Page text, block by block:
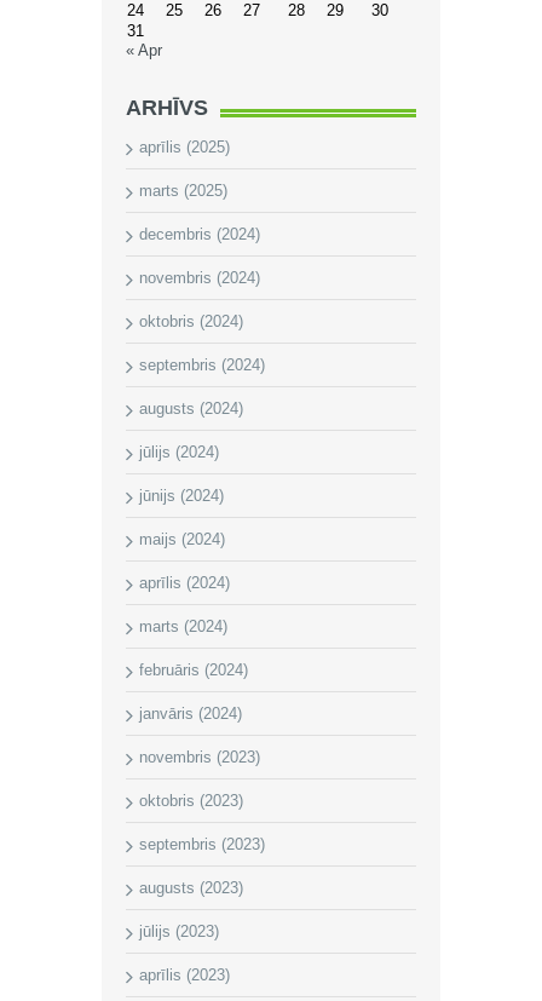
24
25 26 27 28 29
30
31
« Apr
ARHĪVS
aprīlis (2025)
marts (2025)
decembris (2024)
novembris (2024)
oktobris (2024)
septembris (2024)
augusts (2024)
jūlijs (2024)
jūnijs (2024)
maijs (2024)
aprīlis (2024)
marts (2024)
februāris (2024)
janvāris (2024)
novembris (2023)
oktobris (2023)
septembris (2023)
augusts (2023)
jūlijs (2023)
aprīlis (2023)